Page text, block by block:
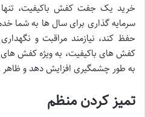
خرید یک جفت کفش باکیفیت،
سرمایه گذاری برای سال ها به شما
حفظ کند، نیازمند مراقبت و
کفش های باکیفیت، به ویژه کفش های
به طور چشمگیری افزایش دهد و ظاهر
تمیز کردن منظم